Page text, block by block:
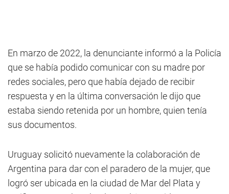
En marzo de 2022, la denunciante informó a la Policía
que se había podido comunicar con su madre por
redes sociales, pero que había dejado de recibir
respuesta y en la última conversación le dijo que
estaba siendo retenida por un hombre, quien tenía
sus documentos.
Uruguay solicitó nuevamente la colaboración de
Argentina para dar con el paradero de la mujer, que
logró ser ubicada en la ciudad de Mar del Plata y